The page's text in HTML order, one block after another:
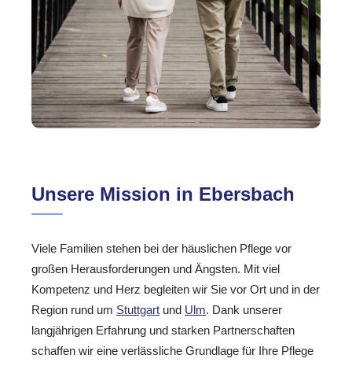
Unsere Mission in Ebersbach
Viele Familien stehen bei der häuslichen Pflege vor
großen Herausforderungen und Ängsten. Mit viel
Kompetenz und Herz begleiten wir Sie vor Ort und in der
Region rund um Stuttgart und Ulm. Dank unserer
langjährigen Erfahrung und starken Partnerschaften
schaffen wir eine verlässliche Grundlage für Ihre Pflege